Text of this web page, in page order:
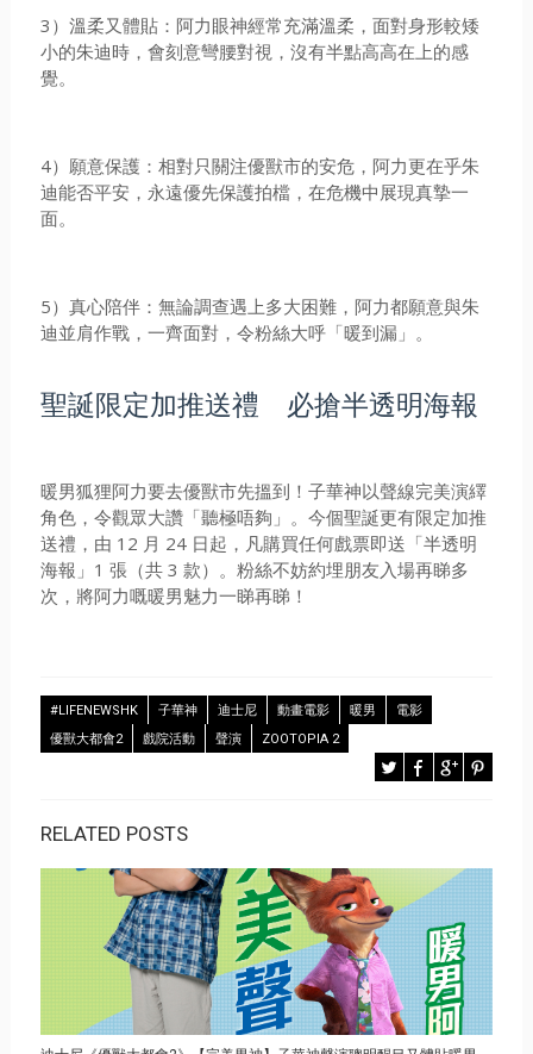
3）溫柔又體貼：阿力眼神經常充滿溫柔，面對身形較矮
小的朱迪時，會刻意彎腰對視，沒有半點高高在上的感
覺。
4）願意保護：相對只關注優獸市的安危，阿力更在乎朱
迪能否平安，永遠優先保護拍檔，在危機中展現真摯一
面。
5）真心陪伴：無論調查遇上多大困難，阿力都願意與朱
迪並肩作戰，一齊面對，令粉絲大呼「暖到漏」。
聖誕限定加推送禮 必搶半透明海報
暖男狐狸阿力要去優獸市先搵到！子華神以聲線完美演繹
角色，令觀眾大讚「聽極唔夠」。今個聖誕更有限定加推
送禮，由 12 月 24 日起，凡購買任何戲票即送「半透明
海報」1 張（共 3 款）。粉絲不妨約埋朋友入場再睇多
次，將阿力嘅暖男魅力一睇再睇！
#LIFENEWSHK 子華神 迪士尼 動畫電影 暖男
電影
優獸大都會2
戲院活動 聲演 ZOOTOPIA 2
RELATED POSTS